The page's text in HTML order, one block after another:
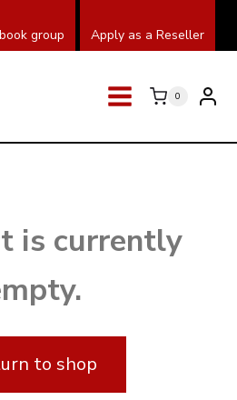
group Apply as a Reseller
0
is currently
to shop